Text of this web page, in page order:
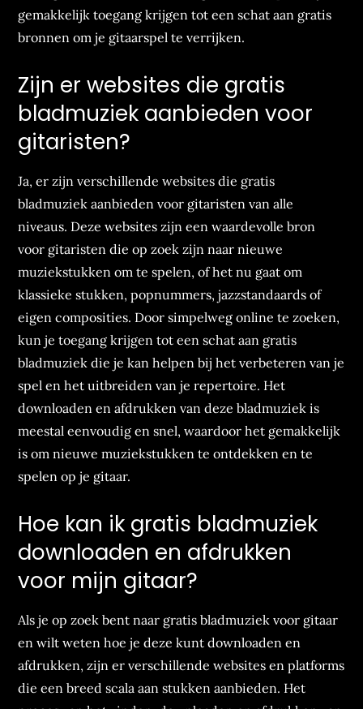
gemakkelijk toegang krijgen tot een schat aan gratis
bronnen om je gitaarspel te verrijken.
Zijn er websites die gratis
bladmuziek aanbieden voor
gitaristen?
Ja, er zijn verschillende websites die gratis
bladmuziek aanbieden voor gitaristen van alle
niveaus. Deze websites zijn een waardevolle bron
voor gitaristen die op zoek zijn naar nieuwe
muziekstukken om te spelen, of het nu gaat om
klassieke stukken, popnummers, jazzstandaards of
eigen composities. Door simpelweg online te zoeken,
kun je toegang krijgen tot een schat aan gratis
bladmuziek die je kan helpen bij het verbeteren van je
spel en het uitbreiden van je repertoire. Het
downloaden en afdrukken van deze bladmuziek is
meestal eenvoudig en snel, waardoor het gemakkelijk
is om nieuwe muziekstukken te ontdekken en te
spelen op je gitaar.
Hoe kan ik gratis bladmuziek
downloaden en afdrukken
voor mijn gitaar?
Als je op zoek bent naar gratis bladmuziek voor gitaar
en wilt weten hoe je deze kunt downloaden en
afdrukken, zijn er verschillende websites en platforms
die een breed scala aan stukken aanbieden. Het